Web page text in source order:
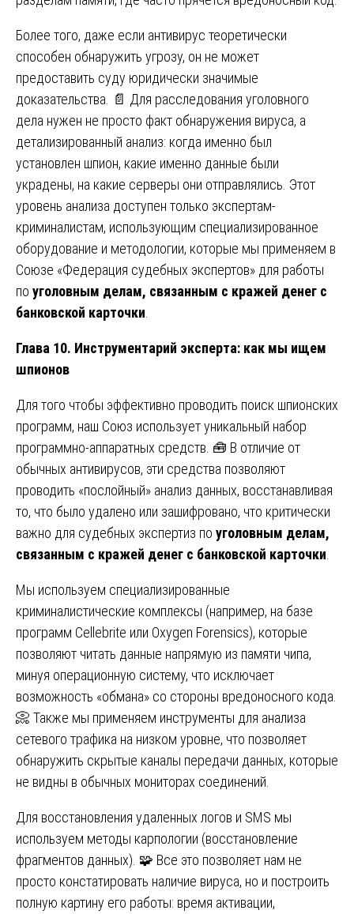
Более того, даже если антивирус теоретически
способен обнаружить угрозу, он не может
предоставить суду юридически значимые
доказательства. 📄 Для расследования уголовного
дела нужен не просто факт обнаружения вируса, а
детализированный анализ: когда именно был
установлен шпион, какие именно данные были
украдены, на какие серверы они отправлялись. Этот
уровень анализа доступен только экспертам-
криминалистам, использующим специализированное
оборудование и методологии, которые мы применяем в
Союзе «Федерация судебных экспертов» для работы
по уголовным делам, связанным с кражей денег с
банковской карточки
Глава 10. Инструментарий эксперта: как мы ищем
шпионов
Для того чтобы эффективно проводить поиск шпионских
программ, наш Союз использует уникальный набор
программно-аппаратных средств. 🧰 В отличие от
обычных антивирусов, эти средства позволяют
проводить «послойный» анализ данных, восстанавливая
то, что было удалено или зашифровано, что критически
важно для судебных экспертиз по уголовным делам,
связанным с кражей денег с банковской карточки
Мы используем специализированные
криминалистические комплексы (например, на базе
программ Cellebrite или Oxygen Forensics), которые
позволяют читать данные напрямую из памяти чипа,
минуя операционную систему, что исключает
возможность «обмана» со стороны вредоносного кода.
📀 Также мы применяем инструменты для анализа
сетевого трафика на низком уровне, что позволяет
обнаружить скрытые каналы передачи данных, которые
не видны в обычных мониторах соединений.
Для восстановления удаленных логов и SMS мы
используем методы карпологии (восстановление
фрагментов данных). 🧩 Все это позволяет нам не
просто констатировать наличие вируса, но и построить
полную картину его работы: время активации,